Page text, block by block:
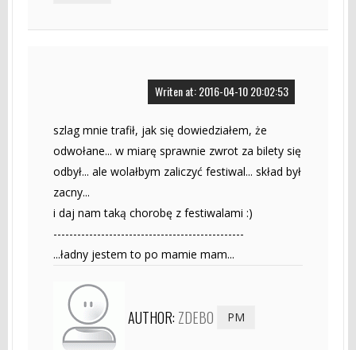
Writen at: 2016-04-10 20:02:53
szlag mnie trafił, jak się dowiedziałem, że
odwołane... w miarę sprawnie zwrot za bilety się
odbył... ale wolałbym zaliczyć festiwal... skład był
zacny...
i daj nam taką chorobę z festiwalami :)
------------------------------------------------
...ładny jestem to po mamie mam...
AUTHOR: ZDEBO PM